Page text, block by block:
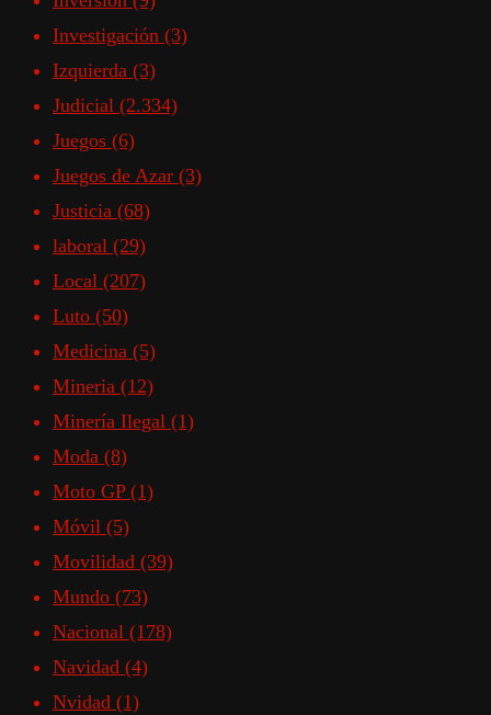
Investigación (3)
Izquierda (3)
Judicial (2.334)
Juegos (6)
Juegos de Azar (3)
Justicia (68)
laboral (29)
Local (207)
Luto (50)
Medicina (5)
Mineria (12)
Minería Ilegal (1)
Moda (8)
Moto GP (1)
Móvil (5)
Movilidad (39)
Mundo (73)
Nacional (178)
Navidad (4)
Nvidad (1)